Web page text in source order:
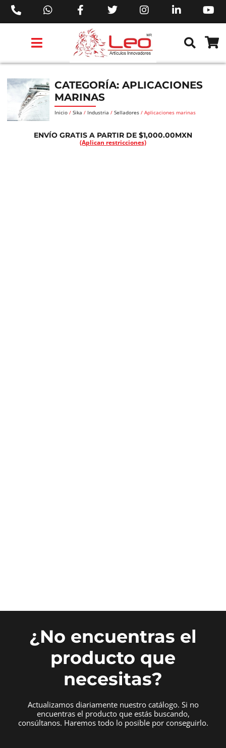
CATEGORÍA: APLICACIONES
MARINAS
Inicio / Sika / Industria / Selladores / Aplicaciones marinas
ENVÍO GRATIS A PARTIR DE $1,000.00MXN
(Aplican restricciones)
¿No encuentras el
producto que
necesitas?
Actualizamos diariamente nuestro catálogo. Si no
encuentras el producto que estás buscando,
consúltanos. Haremos todo lo posible por conseguirlo.